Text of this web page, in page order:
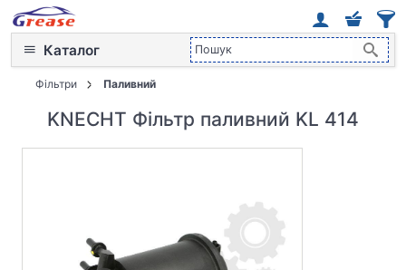
Каталог
Фільтри Паливний
KNECHT Фільтр паливний KL 414